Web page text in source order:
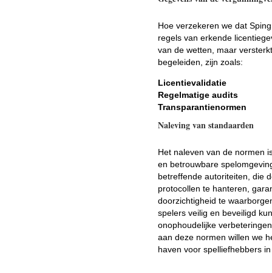
Hoe verzekeren we dat
regels van erkende
van de wetten, maar
begeleiden, zijn zoals:
Licentievalidatie
Regelmatige audits
Transparantienormen
Naleving van standaarden
Het naleven van de normen
en betrouwbare
betreffende autoriteiten, die
protocollen te hanteren,
doorzichtigheid te
spelers veilig en beveiligd
onophoudelijke
aan deze normen willen we
haven voor spelliefhebbers